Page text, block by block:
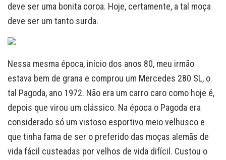
deve ser uma bonita coroa. Hoje, certamente, a tal moça
deve ser um tanto surda.
Nessa mesma época, início dos anos 80, meu irmão
estava bem de grana e comprou um Mercedes 280 SL, o
tal Pagoda, ano 1972. Não era um carro caro como hoje é,
depois que virou um clássico. Na época o Pagoda era
considerado só um vistoso esportivo meio velhusco e
que tinha fama de ser o preferido das moças alemãs de
vida fácil custeadas por velhos de vida difícil. Custou o